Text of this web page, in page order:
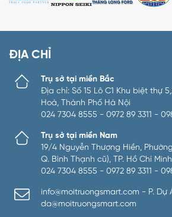
ĐỊA CHỈ
Trụ sở tại miền Bắc
Địa chỉ: Số 15 Lô C1 Khu biệt thự
Hoà, Thành Phố Hà Nội
024 7304 8555 - 0972 89 3311 -
Trụ sở tại miền Nam
19/4 Nguyễn Thượng Hiền,
Q. Bình Thạnh cũ), TP. Hồ Chí Minh
024 7304 8555 - 0972 89 3311 -
info@moitruongsmart.com - P. Dự
da@moitruongsmart.com